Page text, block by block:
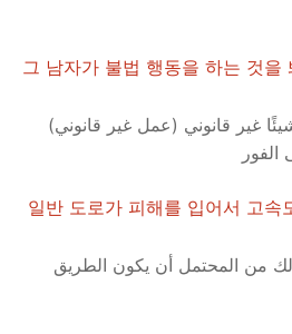
그 남자가 불법 행동을 하는 것을
غير قانوني (عمل غير قانوني)
일반 도로가 피해를 입어서 고속
من المحتمل أن يكون الطريق